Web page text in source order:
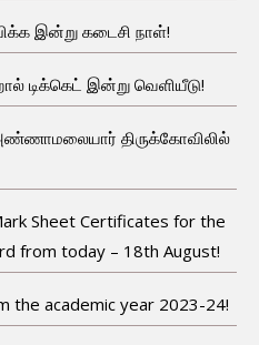
இன்று கடைசி நாள்!
டிக்கெட் இன்று வெளியீடு!
திருக்கோவிலில்
Sheet Certificates for the
from today – 18th August!
the academic year 2023-24!